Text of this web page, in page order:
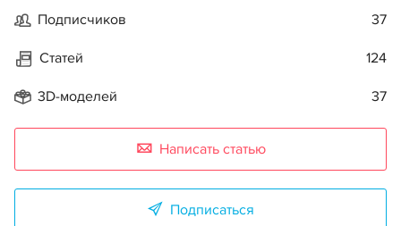
Подписчиков 37
Статей 124
3D-моделей 37
Написать статью
Подписаться